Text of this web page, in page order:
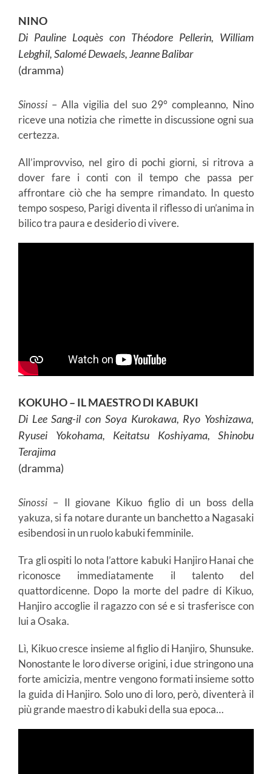
NINO
Di Pauline Loquès con Théodore Pellerin, William
Lebghil, Salomé Dewaels, Jeanne Balibar
(dramma)
Sinossi – Alla vigilia del suo 29° compleanno, Nino
riceve una notizia che rimette in discussione ogni sua
certezza.
All’improvviso, nel giro di pochi giorni, si ritrova a
dover fare i conti con il tempo che passa per
affrontare ciò che ha sempre rimandato. In questo
tempo sospeso, Parigi diventa il riflesso di un’anima in
bilico tra paura e desiderio di vivere.
KOKUHO – IL MAESTRO DI KABUKI
Di Lee Sang-il con Soya Kurokawa, Ryo Yoshizawa,
Ryusei Yokohama, Keitatsu Koshiyama, Shinobu
Terajima
(dramma)
Sinossi – Il giovane Kikuo figlio di un boss della
yakuza, si fa notare durante un banchetto a Nagasaki
esibendosi in un ruolo kabuki femminile.
Tra gli ospiti lo nota l’attore kabuki Hanjiro Hanai che
riconosce immediatamente il talento del
quattordicenne. Dopo la morte del padre di Kikuo,
Hanjiro accoglie il ragazzo con sé e si trasferisce con
lui a Osaka.
Lì, Kikuo cresce insieme al figlio di Hanjiro, Shunsuke.
Nonostante le loro diverse origini, i due stringono una
forte amicizia, mentre vengono formati insieme sotto
la guida di Hanjiro. Solo uno di loro, però, diventerà il
più grande maestro di kabuki della sua epoca…